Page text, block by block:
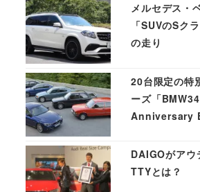
メルセデス・
「SUVのSク
の走り
20台限定の特
ーズ「
Anniversary
DAIGOがアウ
TTYとは？